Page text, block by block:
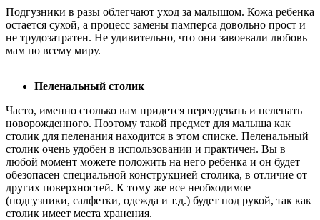
Подгузники в разы облегчают уход за малышом. Кожа ребенка
остается сухой, а процесс замены памперса довольно прост и
не трудозатратен. Не удивительно, что они завоевали любовь
мам по всему миру.
Пеленальный столик
Часто, именно столько вам придется переодевать и пеленать
новорожденного. Поэтому такой предмет для малыша как
столик для пеленания находится в этом списке. Пеленальный
столик очень удобен в использовании и практичен. Вы в
любой момент можете положить на него ребенка и он будет
обезопасен специальной конструкцией столика, в отличие от
других поверхностей. К тому же все необходимое
(подгузники, салфетки, одежда и т.д.) будет под рукой, так как
столик имеет места хранения.